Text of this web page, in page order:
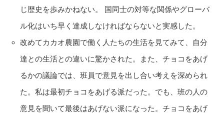
じ歴史を歩みかねない。 国同士の対等な関係やグローバ
ル化はいち早く達成しなければならないと実感した。
改めてカカオ農園で働く人たちの生活を見てみて、自分
達との生活との違いに驚かされた。また、チョコをあげ
るかの議論では、班員で意見を出し合い考えを深められ
た。私は最初チョコをあげる派だった。でも、班の人の
意見を聞いて最後はあげない派になった。チョコをあげ